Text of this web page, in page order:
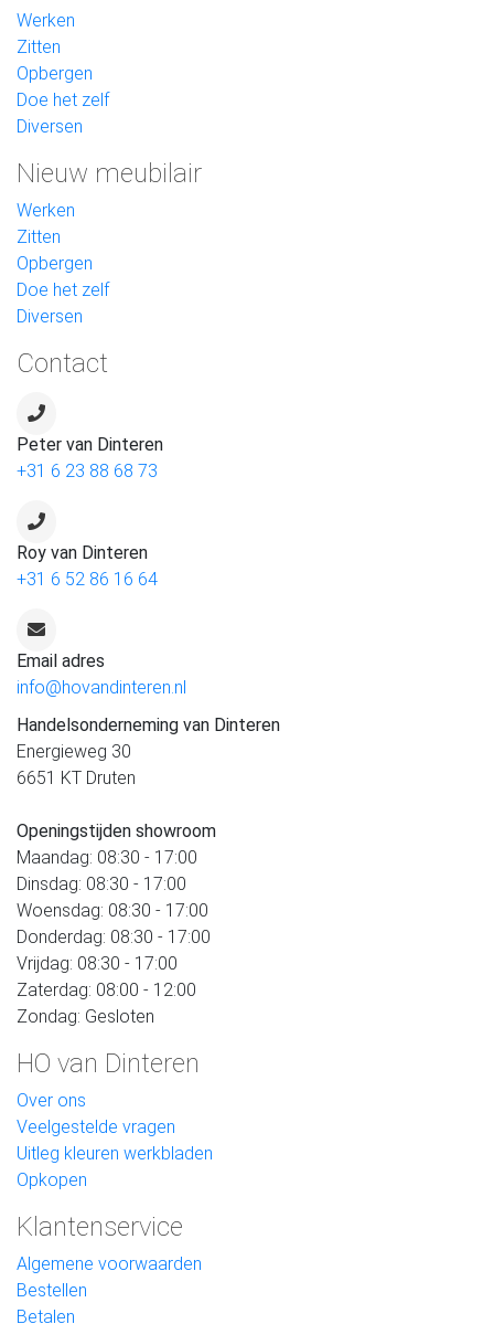
Werken
Zitten
Opbergen
Doe het zelf
Diversen
Nieuw meubilair
Werken
Zitten
Opbergen
Doe het zelf
Diversen
Contact
Peter van Dinteren
+31 6 23 88 68 73
Roy van Dinteren
+31 6 52 86 16 64
Email adres
info@hovandinteren.nl
Handelsonderneming van Dinteren
Energieweg 30
6651 KT Druten
Openingstijden showroom
Maandag: 08:30 - 17:00
Dinsdag: 08:30 - 17:00
Woensdag: 08:30 - 17:00
Donderdag: 08:30 - 17:00
Vrijdag: 08:30 - 17:00
Zaterdag: 08:00 - 12:00
Zondag: Gesloten
HO van Dinteren
Over ons
Veelgestelde vragen
Uitleg kleuren werkbladen
Opkopen
Klantenservice
Algemene voorwaarden
Bestellen
Betalen